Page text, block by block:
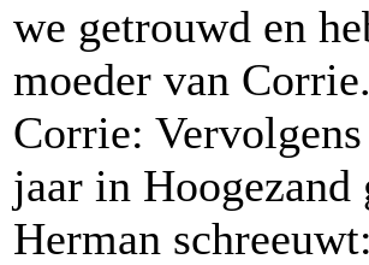
we getrouwd en
moeder van Corrie.
Corrie:
jaar in
Herman